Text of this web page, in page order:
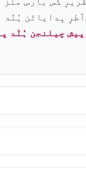
ہِدایاتَن ہُنٛد
چیلنجن ہُنٛد